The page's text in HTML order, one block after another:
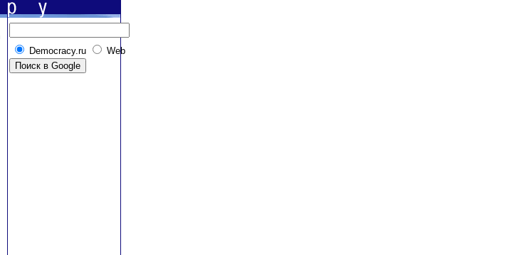
Democracy.ru Web